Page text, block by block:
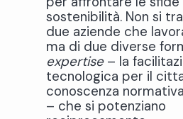
sostenibilità. Non si
due aziende che
ma di due diverse
expertise– la
tecnologica per il
conoscenza
– che si potenziano